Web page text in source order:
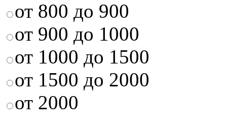
от 800 до 900
от 900 до 1000
от 1000 до 1500
от 1500 до 2000
от 2000